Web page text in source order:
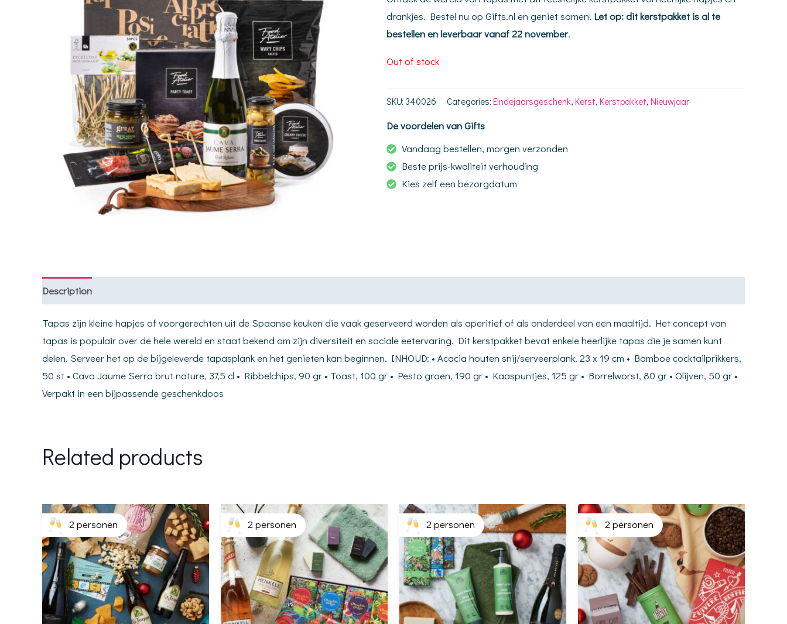
drankjes. Bestel nu op Gifts.nl en geniet samen! Let op: dit kerstpakket is al te
bestellen en leverbaar vanaf 22 november.
Out of stock
SKU: 340026 Categories: Eindejaarsgeschenk, Kerst, Kerstpakket, Nieuwjaar
De voordelen van Gifts
Vandaag bestellen, morgen verzonden
Beste prijs-kwaliteit verhouding
Kies zelf een bezorgdatum
Description
Tapas zijn kleine hapjes of voorgerechten uit de Spaanse keuken die vaak geserveerd worden als aperitief of als onderdeel van een maaltijd. Het concept van
tapas is populair over de hele wereld en staat bekend om zijn diversiteit en sociale eetervaring. Dit kerstpakket bevat enkele heerlijke tapas die je samen kunt
delen. Serveer het op de bijgeleverde tapasplank en het genieten kan beginnen. INHOUD: • Acacia houten snij/serveerplank, 23 x 19 cm • Bamboe cocktailprikkers,
50 st • Cava Jaume Serra brut nature, 37,5 cl • Ribbelchips, 90 gr • Toast, 100 gr • Pesto groen, 190 gr • Kaaspuntjes, 125 gr • Borrelworst, 80 gr • Olijven, 50 gr •
Verpakt in een bijpassende geschenkdoos
Related products
2 personen 2 personen 2 personen 2 personen